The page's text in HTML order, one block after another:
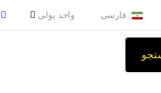
فارسی واحد پولی